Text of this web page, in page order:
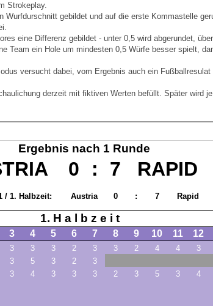
Strokeplay.
Wurfdurschnitt gebildet und auf die erste Kommastelle
eine Differenz gebildet - unter 0,5 wird abgerundet,
Team ein Hole um mindesten 0,5 Würfe besser spielt,
versucht dabei, vom Ergebnis auch ein Fußballresulat
derzeit mit fiktiven Werten befüllt. Später wird